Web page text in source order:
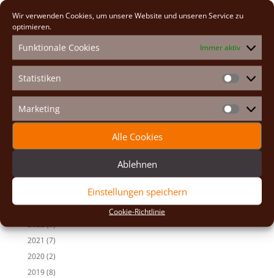
Wir verwenden Cookies, um unsere Website und unseren Service zu
optimieren.
Funktionale Cookies Immer aktiv
Statistiken
Marketing Marketing
Alle Cookies
Ablehnen
Einstellungen speichern
Cookie-Richtlinie
e
r
n
a
v
e
:
Neueste Beiträge
Osterexerzitien 2026
Fastenexerzitien 2026
Weihnachten 2025
Auf den Spuren der Heiligen
Adventexerzitien 2025
2025(7)
2023(13)
2022(9)
2021 (7)
2020(2)
2019(8)